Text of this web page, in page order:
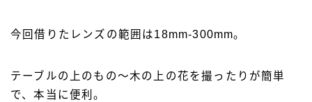
今回借りたレンズの範囲は18mm-300mm。
テーブルの上のもの〜木の上の花を撮ったりが簡単
で、本当に便利。